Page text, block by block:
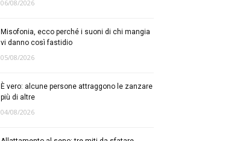
06/08/2026
Misofonia, ecco perché i suoni di chi mangia
vi danno così fastidio
05/08/2026
È vero: alcune persone attraggono le zanzare
più di altre
04/08/2026